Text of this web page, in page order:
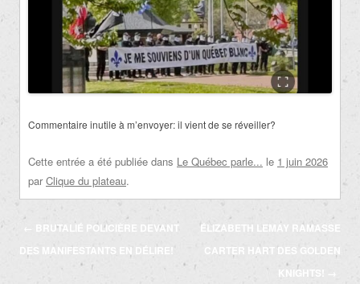
Commentaire inutile à m’envoyer: il vient de se réveiller?
Cette entrée a été publiée dans Le Québec parle... le 1 juin 2026
par Clique du plateau.
Navigation
des
←
BRUTALIÉ POLICIÈRE DEVANT
DES MANIFESTANTS EN DÉLIRE!
ÉLIZABETH LEMAY RAMASSE
CARTER HART DES GOLDEN
KNIGHTS!
→